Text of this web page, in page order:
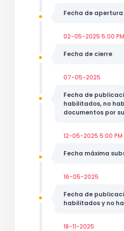
Fecha de apertura
02-05-2025 5:00 PM
Fecha de cierre
07-05-2025
Fecha de
habilitados, no
documentos por
12-05-2025 5:00 PM
Fecha máxima
16-05-2025
Fecha de
habilitados y no
18-11-2025